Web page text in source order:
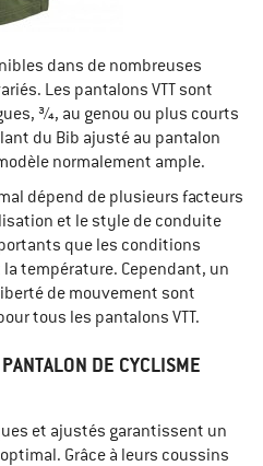
dans de nombreuses
Les pantalons VTT sont
¾, au genou ou plus courts
du Bib ajusté au pantalon
normalement ample.
dépend de plusieurs facteurs
et le style de conduite
que les conditions
température. Cependant, un
de mouvement sont
tous les pantalons VTT.
DE CYCLISME
et ajustés garantissent un
Grâce à leurs coussins